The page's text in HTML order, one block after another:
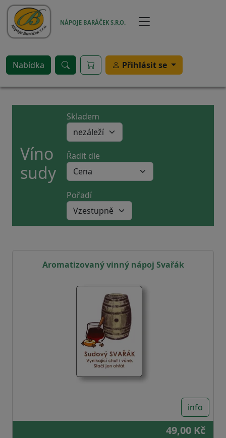
Přejít k hlavnímu obsahu
NÁPOJE BARÁČEK S.R.O.
Nabídka Přihlásit se
Víno
sudy
Skladem
Řadit dle
Pořadí
Aromatizovaný vinný nápoj Svařák
info
49,00 Kč